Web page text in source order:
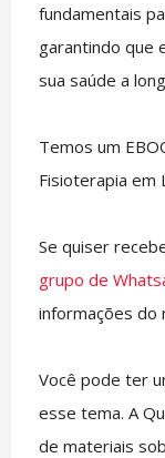
fundamentais
garantindo que
sua saúde a
Temos um
Fisioterapia em
Se quiser
grupo de
informações do
Você pode ter
esse tema. A
de materiais